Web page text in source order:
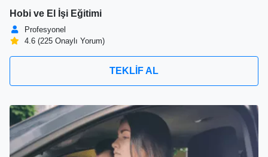
Hobi ve El İşi Eğitimi
Profesyonel
4.6 (225 Onaylı Yorum)
TEKLİF AL